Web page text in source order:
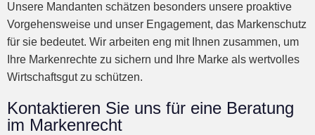
Unsere Mandanten schätzen besonders unsere proaktive
Vorgehensweise und unser Engagement, das Markenschutz
für sie bedeutet. Wir arbeiten eng mit Ihnen zusammen, um
Ihre Markenrechte zu sichern und Ihre Marke als wertvolles
Wirtschaftsgut zu schützen.
Kontaktieren Sie uns für eine Beratung
im Markenrecht